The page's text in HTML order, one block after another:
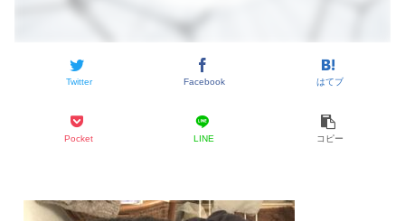
Twitter Facebook はてブ
Pocket LINE コピー